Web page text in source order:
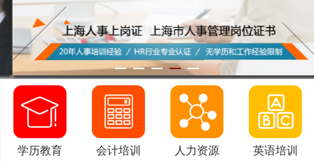
学历教育 会计培训 人力资源 英语培训